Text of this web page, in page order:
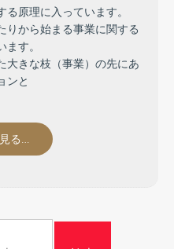
原理に入っています。
りから始まる事業に関する
す。
大きな枝（事業）の先にあ
ンと
る…